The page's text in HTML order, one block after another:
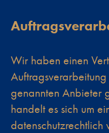
Wir haben einen
genannten Anbieter
handelt es sich um
datenschutzrechtlich